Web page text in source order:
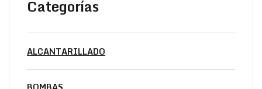
Categorías
ALCANTARILLADO